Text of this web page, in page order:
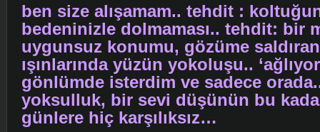
ben size alışamam.. tehdit :
bedeninizle dolmaması.. tehdit: bir
uygunsuz konumu, gözüme
ışınlarında yüzün yokoluşu..
gönlümde isterdim ve sadece
yoksulluk, bir sevi düşünün bu
günlere hiç karşılıksız…